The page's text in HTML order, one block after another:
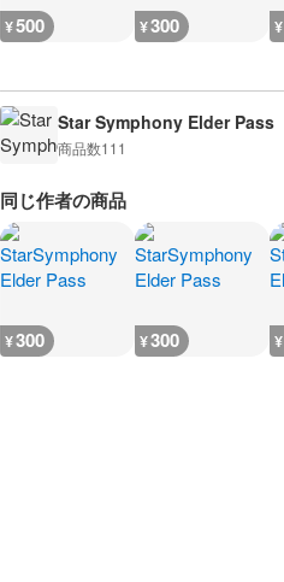
¥500 ¥300 ¥
Star Symphony Elder Pass
商品数111
同じ作者の商品
¥300 ¥300 ¥